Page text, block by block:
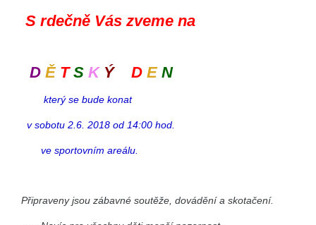
S rdečně Vás zveme na
D Ě TS KÝ D E N
který se bude konat
v sobotu 2.6. 2018 od 14:00 hod.
ve sportovním areálu.
Připraveny jsou zábavné soutěže, dovádění a skotačení.